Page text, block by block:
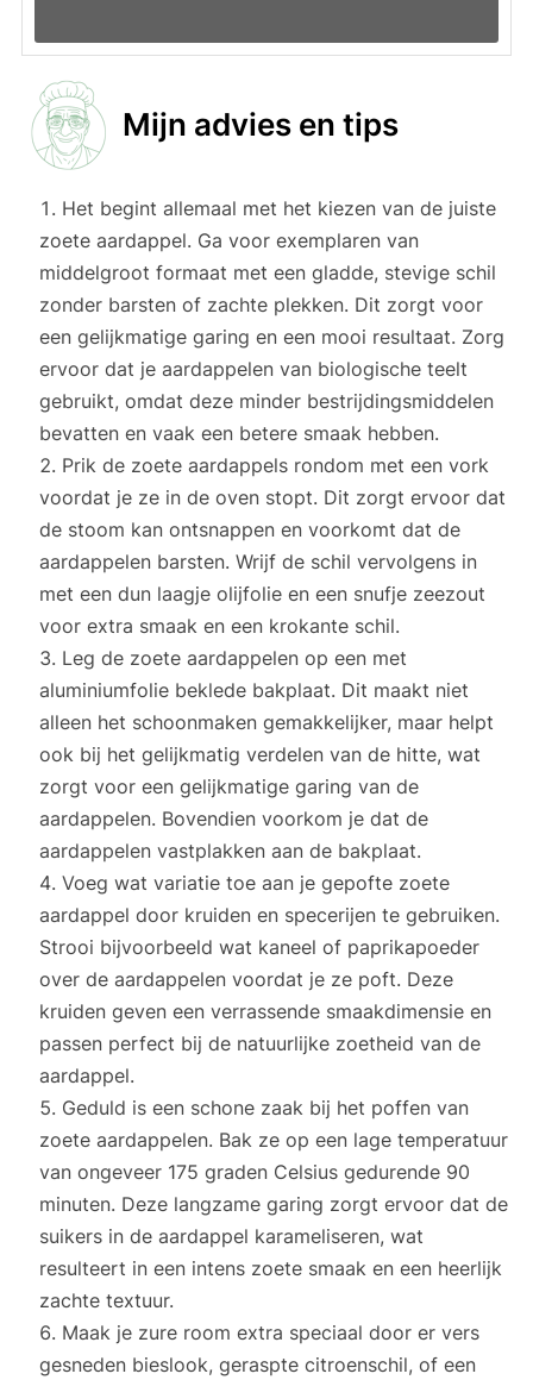
Mijn advies en tips
Het begint allemaal met het kiezen van de juiste
zoete aardappel. Ga voor exemplaren van
middelgroot formaat met een gladde, stevige schil
zonder barsten of zachte plekken. Dit zorgt voor
een gelijkmatige garing en een mooi resultaat. Zorg
ervoor dat je aardappelen van biologische teelt
gebruikt, omdat deze minder bestrijdingsmiddelen
bevatten en vaak een betere smaak hebben.
Prik de zoete aardappels rondom met een vork
voordat je ze in de oven stopt. Dit zorgt ervoor dat
de stoom kan ontsnappen en voorkomt dat de
aardappelen barsten. Wrijf de schil vervolgens in
met een dun laagje olijfolie en een snufje zeezout
voor extra smaak en een krokante schil.
Leg de zoete aardappelen op een met
aluminiumfolie beklede bakplaat. Dit maakt niet
alleen het schoonmaken gemakkelijker, maar helpt
ook bij het gelijkmatig verdelen van de hitte, wat
zorgt voor een gelijkmatige garing van de
aardappelen. Bovendien voorkom je dat de
aardappelen vastplakken aan de bakplaat.
Voeg wat variatie toe aan je gepofte zoete
aardappel door kruiden en specerijen te gebruiken.
Strooi bijvoorbeeld wat kaneel of paprikapoeder
over de aardappelen voordat je ze poft. Deze
kruiden geven een verrassende smaakdimensie en
passen perfect bij de natuurlijke zoetheid van de
aardappel.
Geduld is een schone zaak bij het poffen van
zoete aardappelen. Bak ze op een lage temperatuur
van ongeveer 175 graden Celsius gedurende 90
minuten. Deze langzame garing zorgt ervoor dat de
suikers in de aardappel karameliseren, wat
resulteert in een intens zoete smaak en een heerlijk
zachte textuur.
Maak je zure room extra speciaal door er vers
gesneden bieslook, geraspte citroenschil, of een